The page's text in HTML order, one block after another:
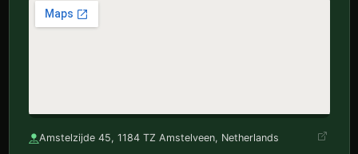
Amstelzijde 45, 1184 TZ Amstelveen, Netherlands